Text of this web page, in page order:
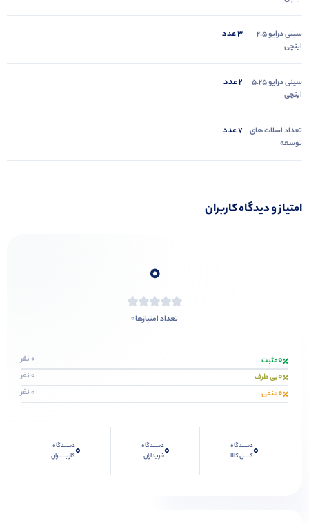
سینی درایو 2.5
اینچی
3 عدد
سینی درایو 5.25
اینچی
2 عدد
تعداد اسلات های
توسعه
7 عدد
امتیاز و دیدگاه کاربران
0
تعداد امتیازها0
0مثبت 0 نفر
0بی طرف 0 نفر
0منفی 0 نفر
0دیــــدگاه
کــــل کالا
0دیــــدگاه
خریداران
0دیــــدگاه
کاربـــــران